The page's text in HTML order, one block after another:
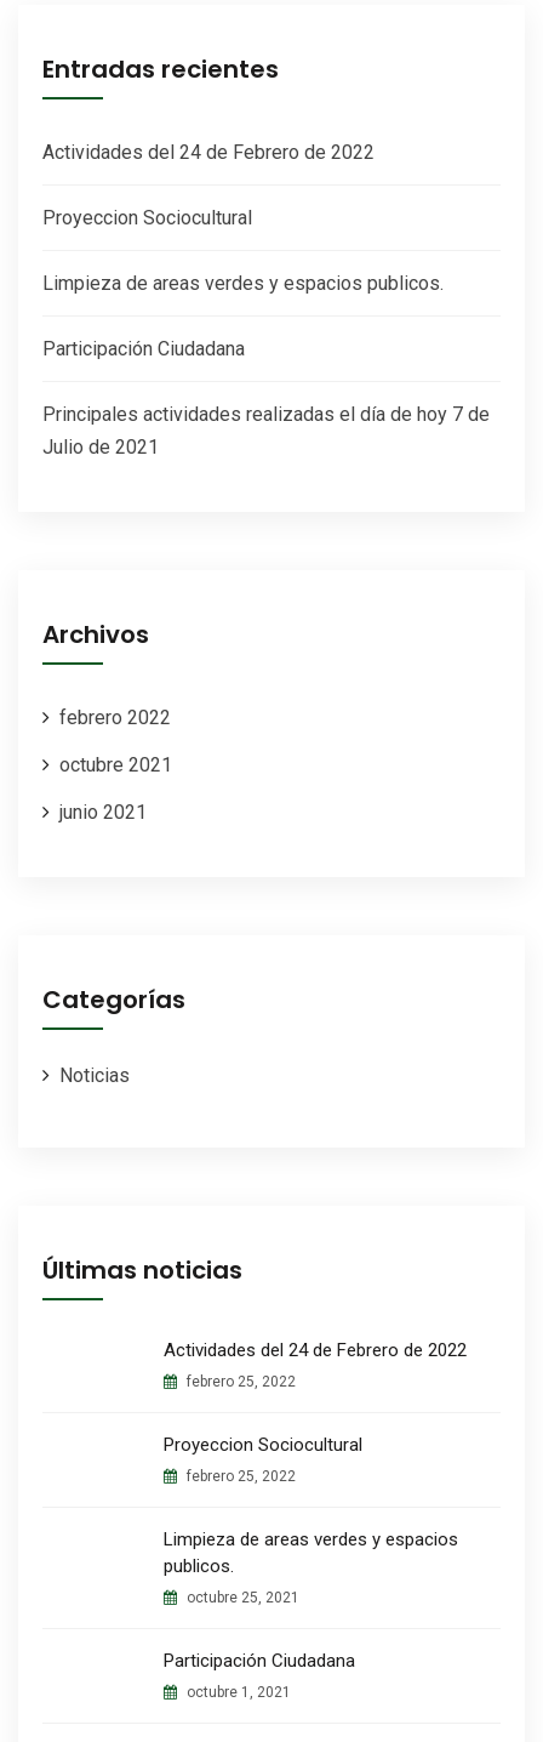
Entradas recientes
Actividades del 24 de Febrero de 2022
Proyeccion Sociocultural
Limpieza de areas verdes y espacios publicos.
Participación Ciudadana
Principales actividades realizadas el día de hoy 7 de
Julio de 2021
Archivos
febrero 2022
octubre 2021
junio 2021
Categorías
Noticias
Últimas noticias
Actividades del 24 de Febrero de 2022
febrero 25, 2022
Proyeccion Sociocultural
febrero 25, 2022
Limpieza de areas verdes y espacios
publicos.
octubre 25, 2021
Participación Ciudadana
octubre 1, 2021